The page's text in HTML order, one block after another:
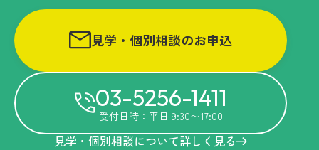
見学・個別相談のお申込
03-5256-1411
受付日時：平日 9:30〜17:00
見学・個別相談について詳しく見る